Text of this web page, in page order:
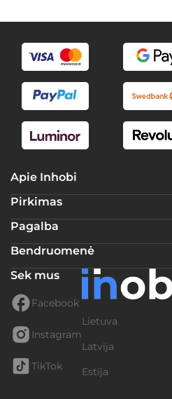
Apie Inhobi
Pirkimas
Pagalba
Bendruomenė
Sek mus
Facebook
Instagram
TikTok
Lietuva
Latvija
Estija